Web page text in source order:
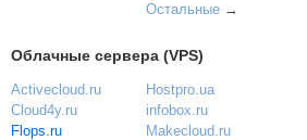
Остальные→
Облачные сервера (VPS)
Activecloud.ru
Cloud4y.ru
Flops.ru
Hostpro.ua
infobox.ru
Makecloud.ru